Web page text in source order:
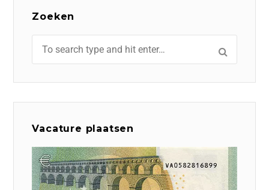
Zoeken
Vacature plaatsen